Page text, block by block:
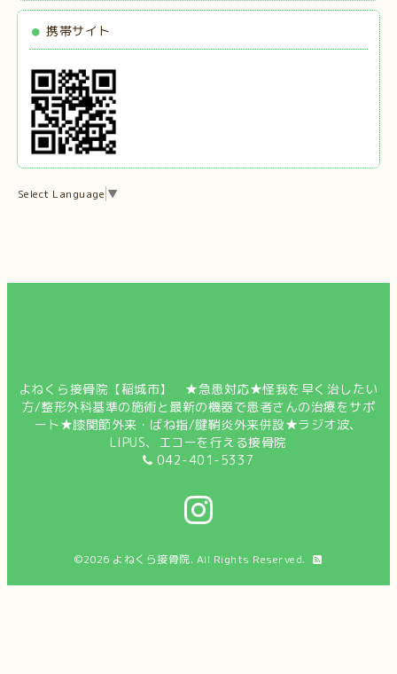
携帯サイト
Select Language ▼
よねくら接骨院【稲城市】 ★急患対応★怪我を早く治したい
方/整形外科基準の施術と最新の機器で患者さんの治療をサポ
ート★膝関節外来・ばね指/腱鞘炎外来併設★ラジオ波、
LIPUS、エコーを行える接骨院
042-401-5337
©2026 よねくら接骨院. All Rights Reserved.